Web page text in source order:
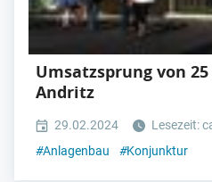
Umsatzsprung von
Andritz
29.02.2024
Lesezeit:
#Anlagenbau #Konjunktur